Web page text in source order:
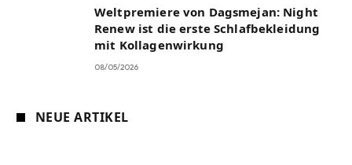
Weltpremiere von Dagsmejan: Night
Renew ist die erste Schlafbekleidung
mit Kollagenwirkung
08/05/2026
NEUE ARTIKEL